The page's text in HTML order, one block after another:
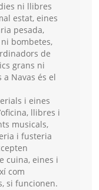
ni llibres
estat, eines
pesada,
bombetes,
de
grans ni
Navas és el
i eines
llibres i
musicals,
i fusteria
cuina, eines i
com
si funcionen.